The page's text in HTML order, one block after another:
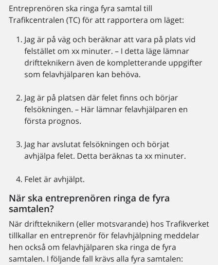
Entreprenören ska ringa fyra samtal till
Trafikcentralen (TC) för att rapportera om läget:
Jag är på väg och beräknar att vara på plats vid
felstället om xx minuter. – I detta läge lämnar
driftteknikern även de kompletterande uppgifter
som felavhjälparen kan behöva.
Jag är på platsen där felet finns och börjar
felsökningen. – Här lämnar felavhjälparen en
första prognos.
Jag har avslutat felsökningen och börjat
avhjälpa felet. Detta beräknas ta xx minuter.
Felet är avhjälpt.
När ska entreprenören ringa de fyra
samtalen?
När driftteknikern (eller motsvarande) hos Trafikverket
tillkallar en entreprenör för felavhjälpning meddelar
hen också om felavhjälparen ska ringa de fyra
samtalen. I följande fall krävs alla fyra samtalen: